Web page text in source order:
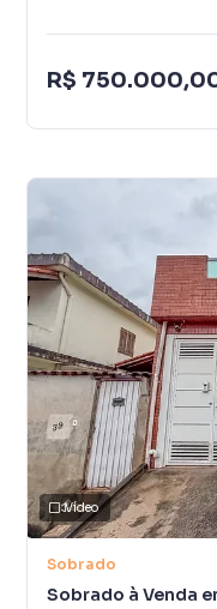
R$
Vídeo
Sobrado
Sobrado à Venda